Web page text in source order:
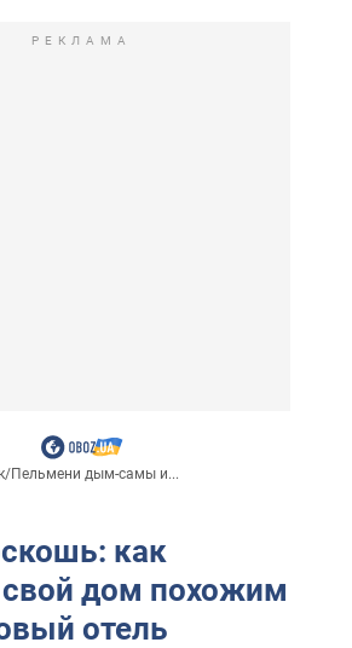
РЕКЛАМА
/Пельмени дым-самы и...
как
свой дом похожим
отель